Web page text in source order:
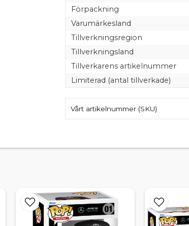
Förpackning
Varumärkesland
Tillverkningsregion
Tillverkningsland
Tillverkarens artikelnummer
Limiterad (antal tillverkade)
Vårt artikelnummer (SKU)